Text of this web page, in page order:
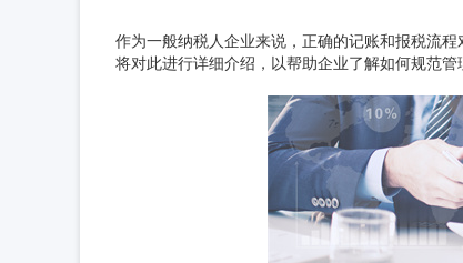
作为一般纳税人企业来说，正确的记账和报税流
将对此进行详细介绍，以帮助企业了解如何规范管